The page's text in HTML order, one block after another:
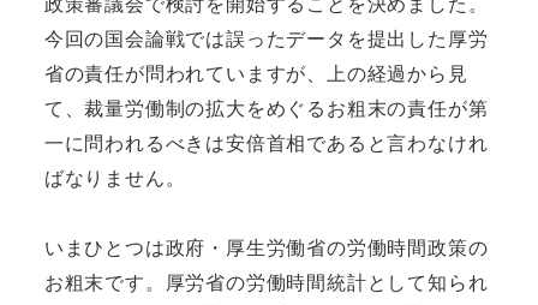
今回の国会論戦では誤ったデータを提出した厚労
省の責任が問われていますが、上の経過から見
て、裁量労働制の拡大をめぐるお粗末の責任が第
一に問われるべきは安倍首相であると言わなけれ
ばなりません。
いまひとつは政府・厚生労働省の労働時間政策の
お粗末です。
厚労省の労働時間統計として知られ